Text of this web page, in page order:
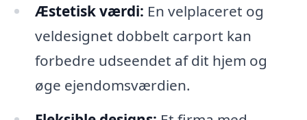
Æstetisk værdi: En velplaceret og
veldesignet dobbelt carport kan
forbedre udseendet af dit hjem og
øge ejendomsværdien.